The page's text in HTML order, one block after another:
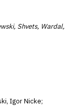
Shvets, Wardal,
Igor Nicke;